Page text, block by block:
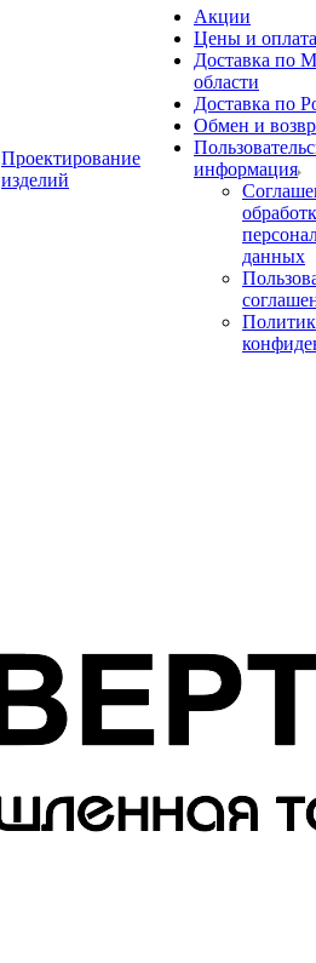
Проектирование
изделий
Акции
Цены и оплата
Доставка по
области
Доставка по
Обмен и
информация
данных